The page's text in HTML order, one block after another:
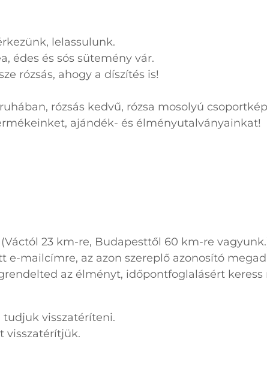
lelassulunk.
édes és sós sütemény vár.
rózsás, ahogy a díszítés is!
rózsás kedvű, rózsa mosolyú
ajándék- és élményutalványainkat!
23 km-re, Budapesttől 60 km-re
mailcímre, az azon szereplő azonosító
az élményt, időpontfoglalásért keress
tudjuk visszatéríteni.
visszatérítjük.